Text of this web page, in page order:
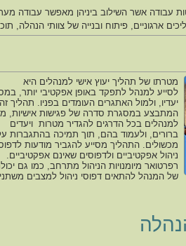
עבודה אשר השילוב ביניהן מאפשר עבודה
ארגוניים, פיתוח ובנייה של צוותי הנהלה,
מטרתו של תהליך יעוץ אישי למנהלים היא
לסייע למנהל לתפקד באופן אפקטיבי יותר,
יעדיו, ולמול האתגרים העומדים בפניו. תהליך
המתבצע במסגרת סדרה של פגישות אישיות,
למנהלים בכל הדרגים להגדיר מטרות ויעדים
ברורים, ולעמוד בהם, תוך תמיכה בהתגברות
מכשולים. התהליך מסייע להגביר מודעות
ניהול אפקטיביים ולדפוסים שאינם אפקטיביים.
רפרטואר מיומנויות הניהול מתרחב, כמו גם
של המנהל להתאים דפוסי ניהול למצבים